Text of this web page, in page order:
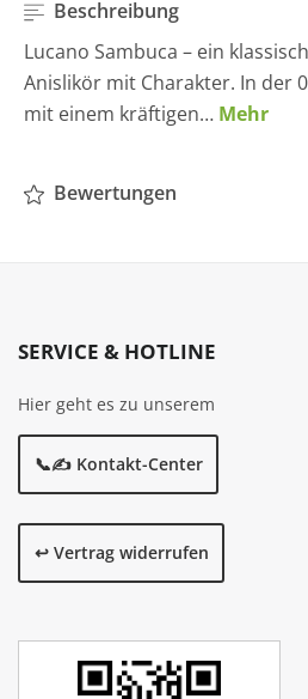
Beschreibung
Lucano Sambuca – ein
Anislikör mit Charakter. In der
mit einem kräftigen… Mehr
Bewertungen
SERVICE & HOTLINE
Hier geht es zu unserem
📞✍️ Kontakt-Center
↩️ Vertrag widerrufen